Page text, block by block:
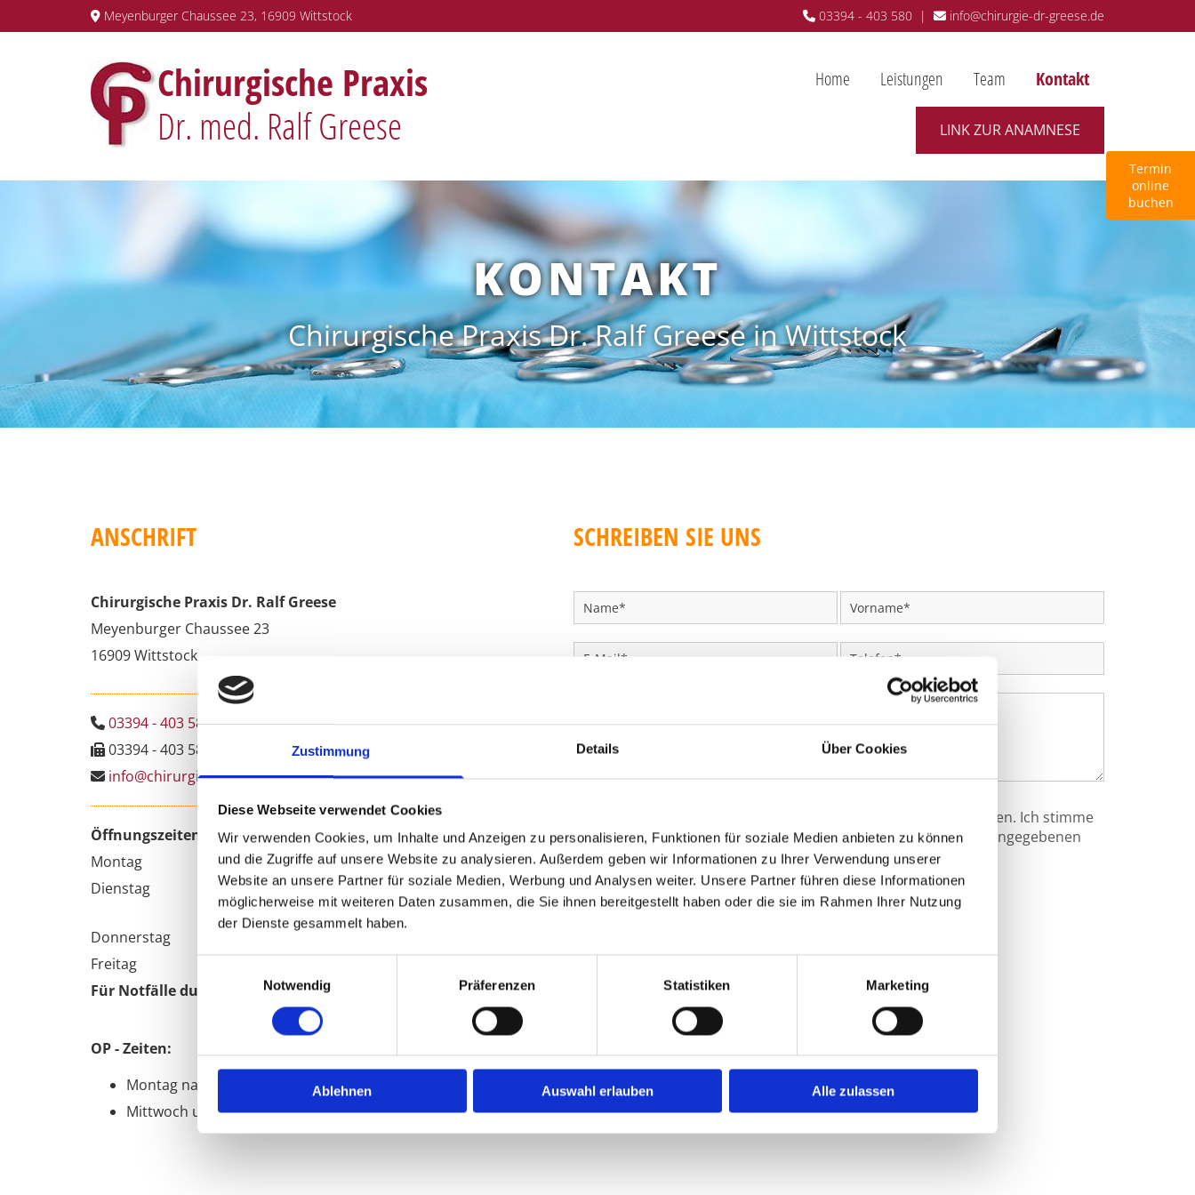
Zustimmung Details Über Cookies
Diese Webseite verwendet Cookies
Wir verwenden Cookies, um Inhalte und Anzeigen zu personalisieren, Funktionen für soziale Medien anbieten zu können
und die Zugriffe auf unsere Website zu analysieren. Außerdem geben wir Informationen zu Ihrer Verwendung unserer
Website an unsere Partner für soziale Medien, Werbung und Analysen weiter. Unsere Partner führen diese Informationen
möglicherweise mit weiteren Daten zusammen, die Sie ihnen bereitgestellt haben oder die sie im Rahmen Ihrer Nutzung
der Dienste gesammelt haben.
Notwendig
Präferenzen Statistiken Marketing
Ablehnen Auswahl erlauben Alle zulassen
Zum Inhalt springen
 Meyenburger Chaussee 23, 16909 Wittstock  03394 - 403 580 |  info@chirurgie-dr-greese.de
Chirurgische Praxis
Dr. med. Ralf Greese
Home Leistungen Team Kontakt
LINK ZUR ANAMNESE
Termin
online
buchen
KONTAKT
Chirurgische Praxis Dr. Ralf Greese in Wittstock
ANSCHRIFT
Chir­ur­gi­sche Pra­xis Dr. Ralf Gree­se
Mey­en­bur­ger Chaus­see 23
16909 Witt­s­tock
 03394 - 403 580
 03394 - 403 581
 info@​chirurgie-​dr-​greese.​de
Öffnungszeiten
Montag
08:00 - 11:00
Dienstag
08:00 - 12:00
14:00 - 18:00
Donnerstag
Freitag
Für Notfälle durchgehend 8 - 18 Uhr
OP - Zeiten:
Montag nachmittag
Mittwoch und Donnerstag vormittag
SCHREIBEN SIE UNS
Ich habe die Datenschutzerklärung zur Kenntnis genommen. Ich stimme
einer elektronischen Speicherung und Verarbeitung meiner eingegebenen
Daten zur Beantwortung meiner Anfrage zu. *